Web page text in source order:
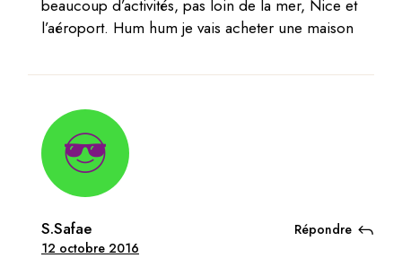
beaucoup d’activités, pas loin de la mer, Nice et
l’aéroport. Hum hum je vais acheter une maison
S.Safae
12 octobre 2016
Répondre